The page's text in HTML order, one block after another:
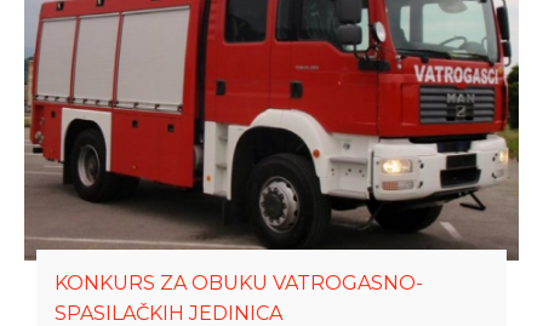
KONKURS ZA OBUKU VATROGASNO-
SPASILAČKIH JEDINICA